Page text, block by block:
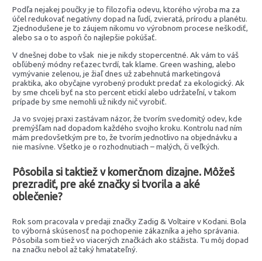
Podľa nejakej poučky je to filozofia odevu, ktorého výroba ma za
účel redukovať negatívny dopad na ľudí, zvieratá, prírodu a planétu.
Zjednodušene je to záujem nikomu vo výrobnom procese neškodiť,
alebo sa o to aspoň čo najlepšie pokúšať.
V dnešnej dobe to však nie je nikdy stopercentné. Ak vám to váš
obľúbený módny reťazec tvrdí, tak klame. Green washing, alebo
vymývanie zelenou, je žiaľ dnes už zabehnutá marketingová
praktika, ako obyčajne vyrobený produkt predať za ekologický. Ak
by sme chceli byť na sto percent etickí alebo udržateľní, v takom
prípade by sme nemohli už nikdy nič vyrobiť.
Ja vo svojej praxi zastávam názor, že tvorím svedomitý odev, kde
premýšľam nad dopadom každého svojho kroku. Kontrolu nad ním
mám predovšetkým pre to, že tvorím jednotlivo na objednávku a
nie masívne. Všetko je o rozhodnutiach – malých, či veľkých.
Pôsobila si taktiež v komerčnom dizajne. Môžeš
prezradiť, pre aké značky si tvorila a aké
oblečenie?
Rok som pracovala v predaji značky Zadig & Voltaire v Kodani. Bola
to výborná skúsenosť na pochopenie zákazníka a jeho správania.
Pôsobila som tiež vo viacerých značkách ako stážista. Tu môj dopad
na značku nebol až taký hmatateľný.